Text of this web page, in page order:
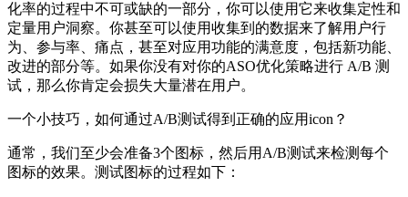
化率的过程中不可或缺的一部分，你可以使用它来收集定性和
定量用户洞察。你甚至可以使用收集到的数据来了解用户行
为、参与率、痛点，甚至对应用功能的满意度，包括新功能、
改进的部分等。如果你没有对你的ASO优化策略进行 A/B 测
试，那么你肯定会损失大量潜在用户。
一个小技巧，如何通过A/B测试得到正确的应用icon？
通常，我们至少会准备3个图标，然后用A/B测试来检测每个
图标的效果。测试图标的过程如下：